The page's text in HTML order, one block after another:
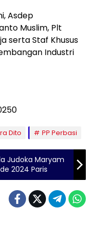
Asdep
Muslim, Plt
serta Staf Khusus
Industri
Dito PP Perbasi
Judoka Maryam
2024 Paris